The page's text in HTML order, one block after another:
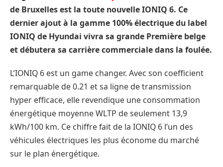
de Bruxelles est la toute nouvelle IONIQ 6. Ce
dernier ajout à la gamme 100% électrique du label
IONIQ de Hyundai vivra sa grande Première belge
et débutera sa carrière commerciale dans la foulée.
L’IONIQ 6 est un game changer. Avec son coefficient
remarquable de 0.21 et sa ligne de transmission
hyper efficace, elle revendique une consommation
énergétique moyenne WLTP de seulement 13,9
kWh/100 km. Ce chiffre fait de la IONIQ 6 l’un des
véhicules électriques les plus économe du marché
sur le plan énergétique. ​